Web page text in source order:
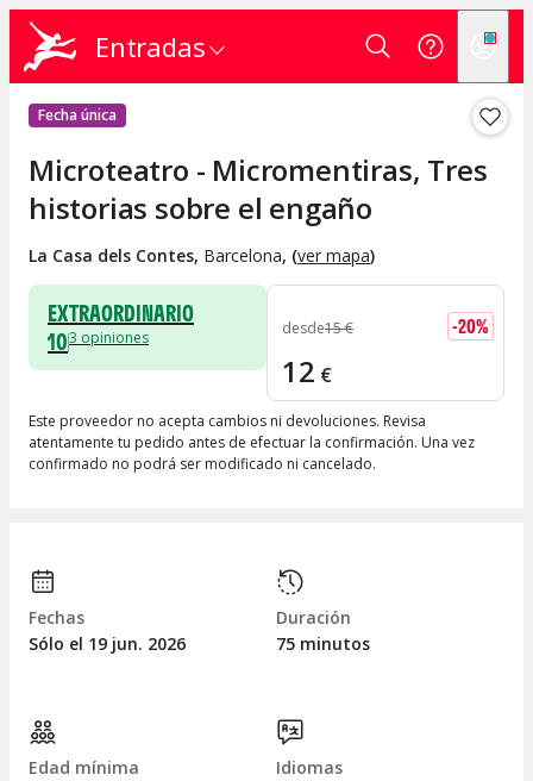
Entradas
Fecha única
Microteatro - Micromentiras, Tres
historias sobre el engaño
La Casa dels Contes, Barcelona, (ver mapa)
EXTRAORDINARIO
103 opiniones desde15€ -20%
12 €
Este proveedor no acepta cambios ni devoluciones. Revisa
atentamente tu pedido antes de efectuar la confirmación. Una vez
confirmado no podrá ser modificado ni cancelado.
Fechas
Sólo el 19 jun. 2026
Duración
75 minutos
Edad mínima
Idiomas